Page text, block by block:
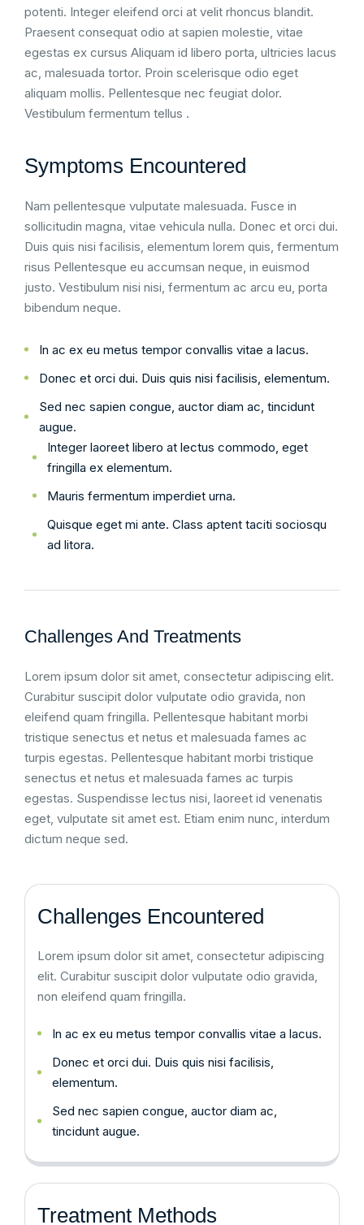
potenti. Integer eleifend orci at velit rhoncus blandit.
Praesent consequat odio at sapien molestie, vitae
egestas ex cursus Aliquam id libero porta, ultricies lacus
ac, malesuada tortor. Proin scelerisque odio eget
aliquam mollis. Pellentesque nec feugiat dolor.
Vestibulum fermentum tellus .
Symptoms Encountered
Nam pellentesque vulputate malesuada. Fusce in
sollicitudin magna, vitae vehicula nulla. Donec et orci dui.
Duis quis nisi facilisis, elementum lorem quis, fermentum
risus Pellentesque eu accumsan neque, in euismod
justo. Vestibulum nisi nisi, fermentum ac arcu eu, porta
bibendum neque.
In ac ex eu metus tempor convallis vitae a lacus.
Donec et orci dui. Duis quis nisi facilisis, elementum.
Sed nec sapien congue, auctor diam ac, tincidunt
augue.
Integer laoreet libero at lectus commodo, eget
fringilla ex elementum.
Mauris fermentum imperdiet urna.
Quisque eget mi ante. Class aptent taciti sociosqu
ad litora.
Challenges And Treatments
Lorem ipsum dolor sit amet, consectetur adipiscing elit.
Curabitur suscipit dolor vulputate odio gravida, non
eleifend quam fringilla. Pellentesque habitant morbi
tristique senectus et netus et malesuada fames ac
turpis egestas. Pellentesque habitant morbi tristique
senectus et netus et malesuada fames ac turpis
egestas. Suspendisse lectus nisi, laoreet id venenatis
eget, vulputate sit amet est. Etiam enim nunc, interdum
dictum neque sed.
Challenges Encountered
Lorem ipsum dolor sit amet, consectetur adipiscing
elit. Curabitur suscipit dolor vulputate odio gravida,
non eleifend quam fringilla.
In ac ex eu metus tempor convallis vitae a lacus.
Donec et orci dui. Duis quis nisi facilisis,
elementum.
Sed nec sapien congue, auctor diam ac,
tincidunt augue.
Treatment Methods